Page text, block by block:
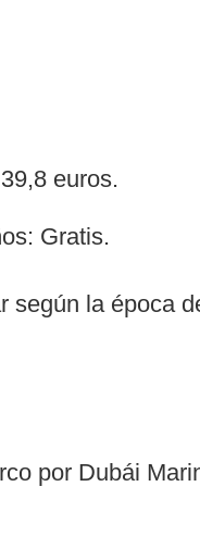
euros.
Gratis.
según la época
por Dubái